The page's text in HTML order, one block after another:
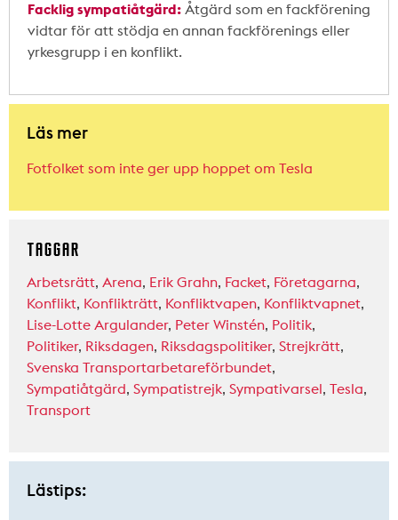
Facklig sympatiåtgärd: Åtgärd som en fackförening
vidtar för att stödja en annan fackförenings eller
yrkesgrupp i en konflikt.
Läs mer
Fotfolket som inte ger upp hoppet om Tesla
TAGGAR
Arbetsrätt, Arena, Erik Grahn, Facket, Företagarna,
Konflikt, Konflikträtt, Konfliktvapen, Konfliktvapnet,
Lise-Lotte Argulander, Peter Winstén, Politik,
Politiker, Riksdagen, Riksdagspolitiker, Strejkrätt,
Svenska Transportarbetareförbundet,
Sympatiåtgärd, Sympatistrejk, Sympativarsel, Tesla,
Transport
Lästips: